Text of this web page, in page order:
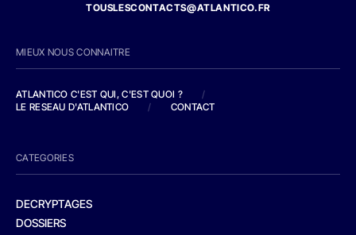
TOUSLESCONTACTS@ATLANTICO.FR
MIEUX NOUS CONNAITRE
ATLANTICO C'EST QUI, C'EST QUOI ?
/
LE RESEAU D'ATLANTICO
/ CONTACT
CATEGORIES
DECRYPTAGES
DOSSIERS